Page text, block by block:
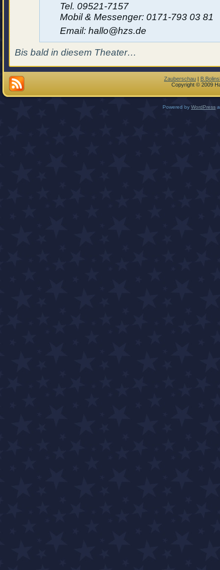
Tel. 09521-7157
Mobil & Messenger: 0171-793 03 81
Email: hallo@hzs.de
Bis bald in diesem Theater…
Zauberschau |
Copyright © 2009
Powered by WordPress